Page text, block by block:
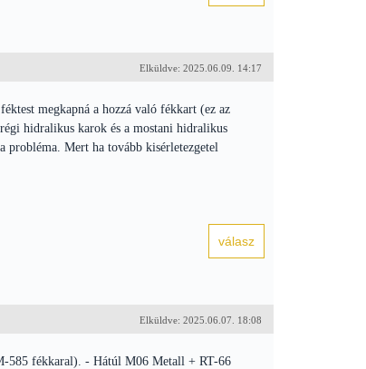
Elküldve: 2025.06.09. 14:17
megkapná a hozzá való fékkart (ez az
hidralikus karok és a mostani hidralikus
probléma. Mert ha tovább kisérletezgetel
Elküldve: 2025.06.07. 18:08
585 fékkaral). - Hátúl M06 Metall + RT-66